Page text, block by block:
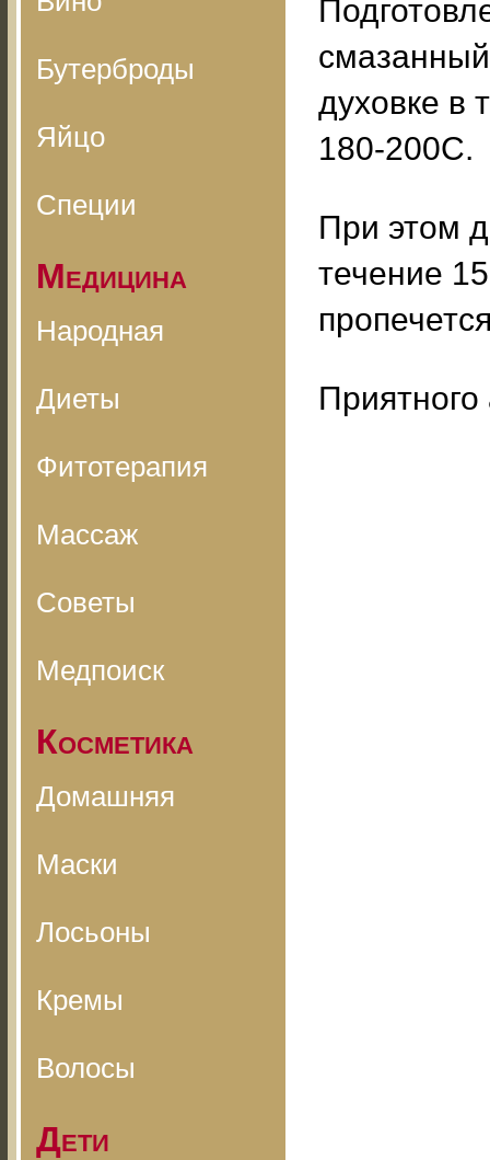
Бутерброды
Яйцо
Специи
Медицина
Народная
Диеты
Фитотерапия
Массаж
Советы
Медпоиск
Косметика
Домашняя
Маски
Лосьоны
Кремы
Волосы
Дети
духовке в
180-200С.
При этом
течение
Приятного